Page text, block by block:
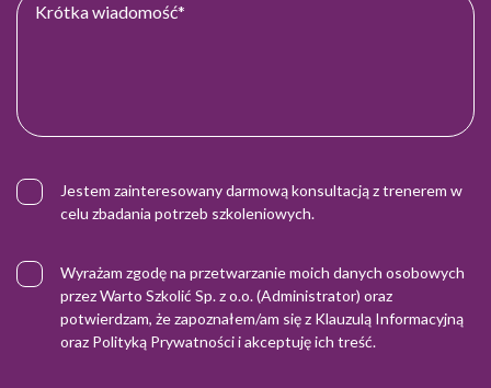
Jestem zainteresowany darmową konsultacją z trenerem w
celu zbadania potrzeb szkoleniowych.
Wyrażam zgodę na przetwarzanie moich danych osobowych
przez Warto Szkolić Sp. z o.o. (Administrator) oraz
potwierdzam, że zapoznałem/am się z Klauzulą Informacyjną
oraz Polityką Prywatnościi akceptuję ich treść.